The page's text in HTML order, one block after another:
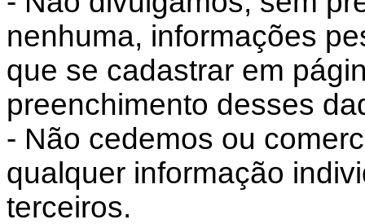
nenhuma, informações
que se cadastrar em
preenchimento desses
- Não cedemos ou
qualquer informação
terceiros.